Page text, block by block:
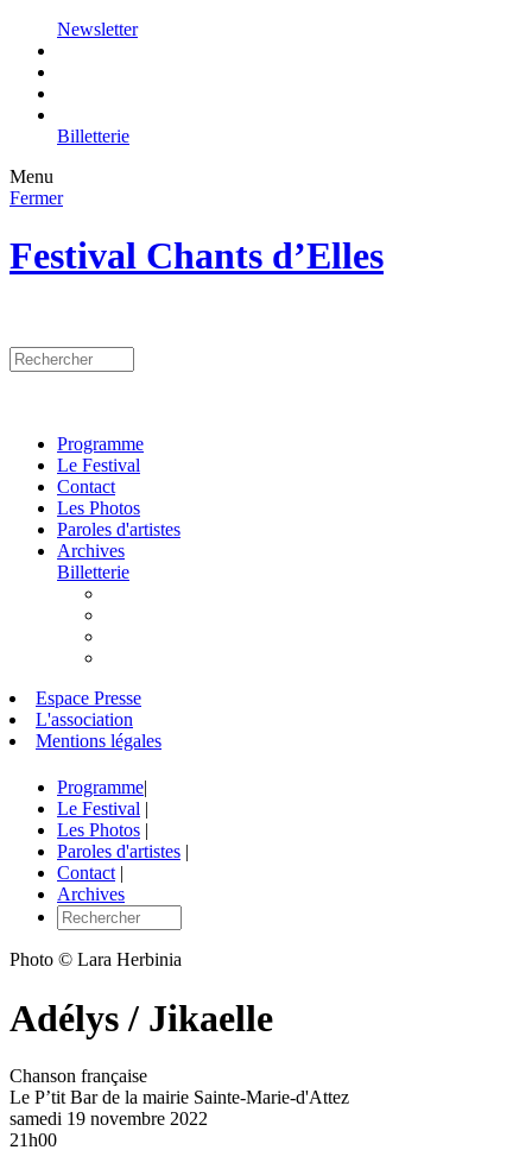
Newsletter
Billetterie
Menu
Fermer
Festival Chants d’Elles
Programme
Le Festival
Contact
Les Photos
Paroles d'artistes
Archives
Billetterie
Espace Presse
L'association
Mentions légales
Programme|
Le Festival |
Les Photos |
Paroles d'artistes |
Contact |
Archives
Photo © Lara Herbinia
Adélys / Jikaelle
Chanson française
Le P’tit Bar de la mairie Sainte-Marie-d'Attez
samedi 19 novembre 2022
21h00